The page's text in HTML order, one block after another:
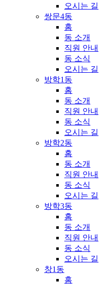
오시는 길
쌍문4동
홈
동 소개
직원 안내
동 소식
오시는 길
방학1동
홈
동 소개
직원 안내
동 소식
오시는 길
방학2동
홈
동 소개
직원 안내
동 소식
오시는 길
방학3동
홈
동 소개
직원 안내
동 소식
오시는 길
창1동
홈